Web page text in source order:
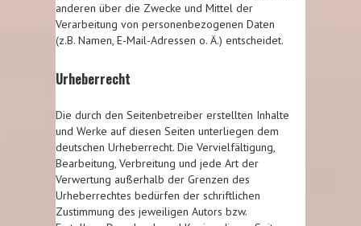
anderen über die Zwecke und Mittel der
Verarbeitung von personenbezogenen Daten
(z.B. Namen, E-Mail-Adressen o. Ä.) entscheidet.
Urheberrecht
Die durch den Seitenbetreiber erstellten Inhalte
und Werke auf diesen Seiten unterliegen dem
deutschen Urheberrecht. Die Vervielfältigung,
Bearbeitung, Verbreitung und jede Art der
Verwertung außerhalb der Grenzen des
Urheberrechtes bedürfen der schriftlichen
Zustimmung des jeweiligen Autors bzw.